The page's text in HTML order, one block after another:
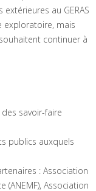
au GERAS
exploratoire, mais
continuer à
savoir-faire
publics auxquels
: Association
(ANEMF), Association